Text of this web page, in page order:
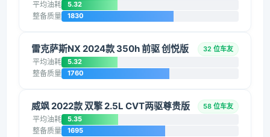
平均油耗 5.32
整备质量 1830
雷克萨斯NX 2024款 350h 前驱 创悦版 32 位车友
平均油耗 5.32
整备质量 1760
威飒 2022款 双擎 2.5L CVT两驱尊贵版 58 位车友
平均油耗 5.35
整备质量 1695